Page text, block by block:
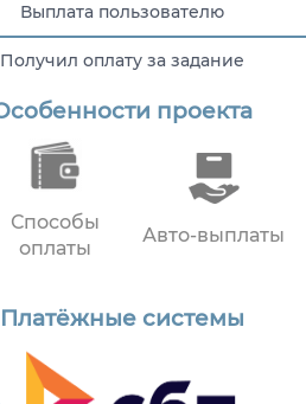
Выплата пользователю
Получил оплату за задание
Получил оплату за задание
проекта
Способы
оплаты
Авто-выплаты
Платёжные системы